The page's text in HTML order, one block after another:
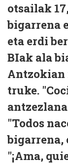
otsailak
bigarrena
eta erdi
BIak ala
Antzokian
truke.
"Todos
bigarrena,
"¡Ama,